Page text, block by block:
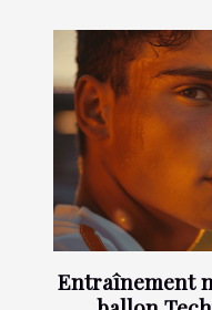
Entraînement